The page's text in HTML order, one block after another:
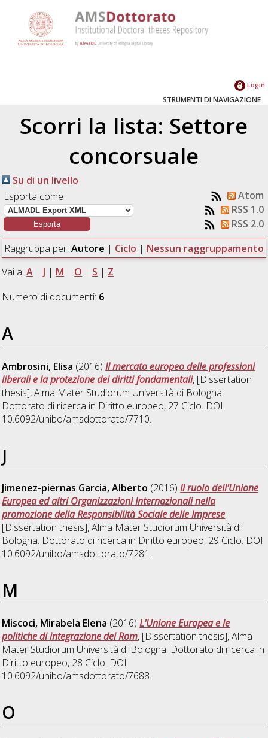
Login
STRUMENTI DI NAVIGAZIONE
Scorri la lista: Settore
concorsuale
Su di un livello
Esporta come
Atom
RSS 1.0
RSS 2.0
Raggruppa per: Autore | Ciclo | Nessun raggruppamento
Vai a:A | J | M | O | S | Z
Numero di documenti: 6.
A
Ambrosini, Elisa (2016)Il mercato europeo delle professioni
liberali e la protezione dei diritti fondamentali, [Dissertation
thesis], Alma Mater Studiorum Università di Bologna.
Dottorato di ricerca in Diritto europeo, 27 Ciclo. DOI
10.6092/unibo/amsdottorato/7710.
J
Jimenez-piernas Garcia, Alberto (2016)Il ruolo dell'Unione
Europea ed altri Organizzazioni Internazionali nella
promozione della Responsibilità Sociale delle Imprese,
[Dissertation thesis], Alma Mater Studiorum Università di
Bologna. Dottorato di ricerca in Diritto europeo, 29 Ciclo. DOI
10.6092/unibo/amsdottorato/7281.
M
Miscoci, Mirabela Elena (2016)L'Unione Europea e le
politiche di integrazione dei Rom, [Dissertation thesis], Alma
Mater Studiorum Università di Bologna. Dottorato di ricerca in
Diritto europeo, 28 Ciclo. DOI
10.6092/unibo/amsdottorato/7688.
O